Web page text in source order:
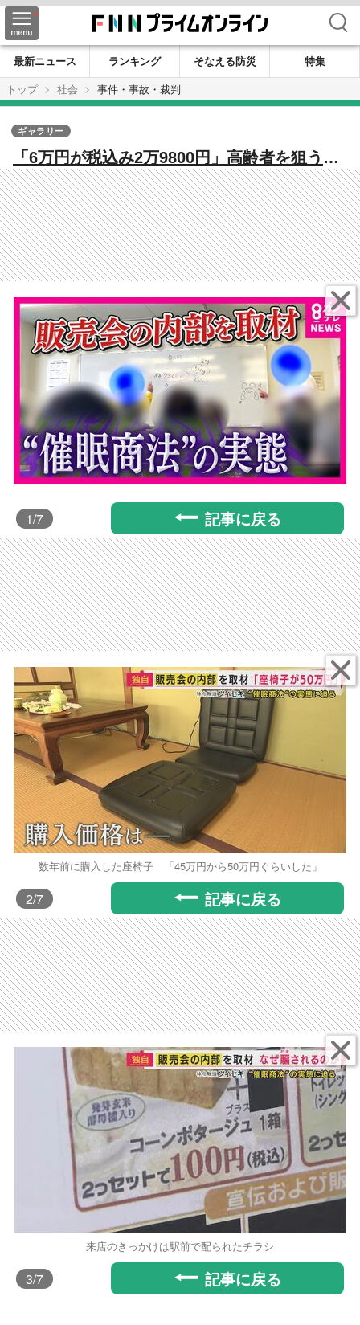
検索
最新ニュース ランキング そなえる防災
特集
トップ
社会 事件・事故・裁判
「6万円が税込み2万9800円」高齢者を狙う巧
妙な「催眠商法」の実態 巧みな話術で高額
サプリや「50万円の座椅子」販売「行くとこ
ろあったら生活にメリハリ」高齢者の孤独に
つけこみ
ギャラリー
1/7 記事に戻る
数年前に購入した座椅子 「45万円から50万円ぐらいした」
2/7 記事に戻る
来店のきっかけは駅前で配られたチラシ
3/7 記事に戻る